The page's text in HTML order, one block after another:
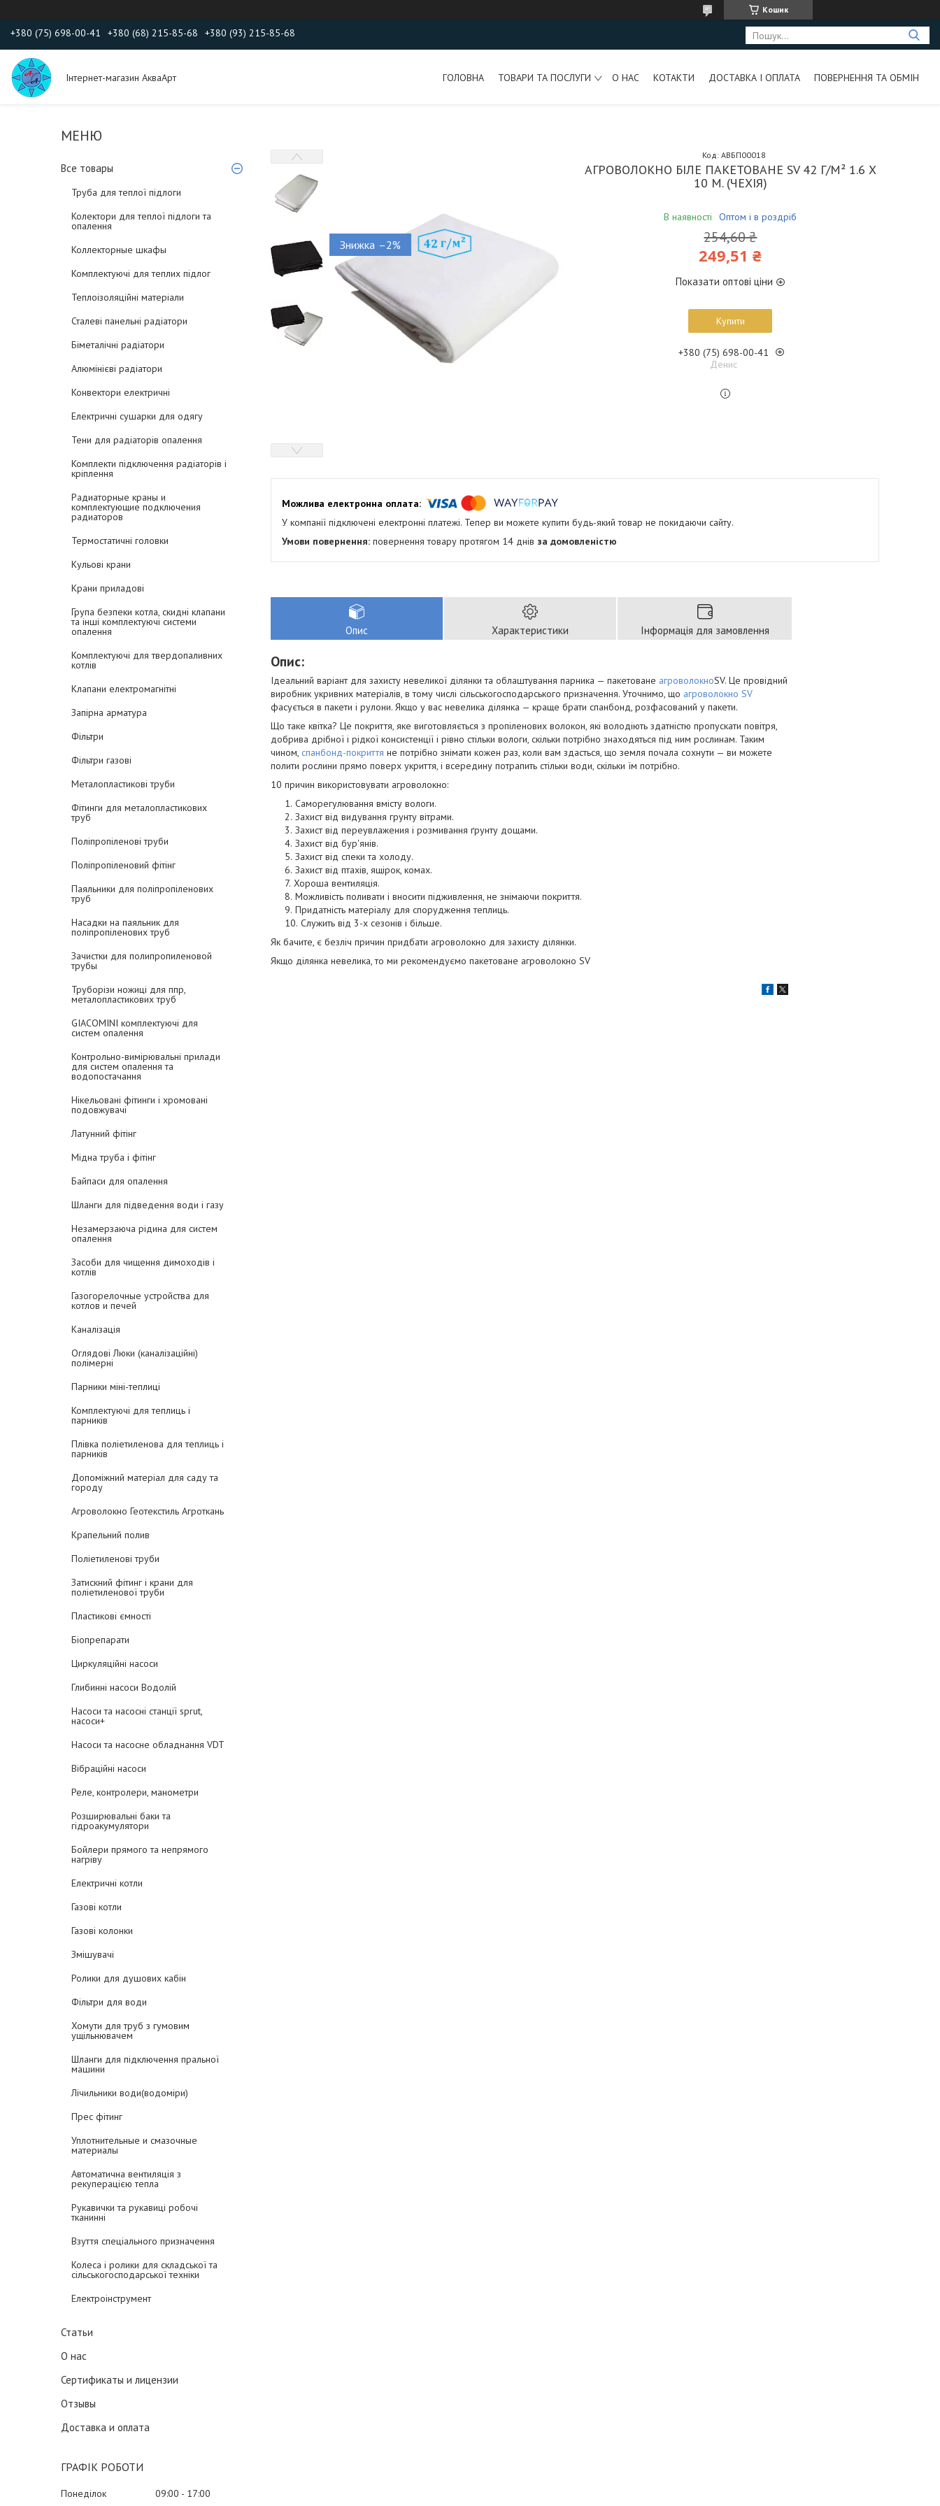
Кошик
+380 (75) 698-00-41 +380 (68) 215-85-68 +380 (93) 215-85-68
Інтернет-магазин АкваАрт ГОЛОВНА ТОВАРИ ТА ПОСЛУГИ О НАС КОТАКТИ ДОСТАВКА І ОПЛАТА ПОВЕРНЕННЯ ТА ОБМІН
Все товары
Труба для теплої підлоги
Колектори для теплої підлоги та
опалення
Коллекторные шкафы
Комплектуючі для теплих підлог
Теплоізоляційні матеріали
Сталеві панельні радіатори
Біметалічні радіатори
Алюмінієві радіатори
Конвектори електричні
Електричні сушарки для одягу
Тени для радіаторів опалення
Комплекти підключення радіаторів і
кріплення
Радиаторные краны и
комплектующие подключения
радиаторов
Термостатичні головки
Кульові крани
Крани приладові
Група безпеки котла, скидні клапани
та інші комплектуючі системи
опалення
Комплектуючі для твердопаливних
котлів
Клапани електромагнітні
Запірна арматура
Фільтри
Фільтри газові
Металопластикові труби
Фітинги для металопластикових
труб
Поліпропіленові труби
Поліпропіленовий фітінг
Паяльники для поліпропіленових
труб
Насадки на паяльник для
поліпропіленових труб
Зачистки для полипропиленовой
трубы
Труборізи ножиці для ппр,
металопластикових труб
GIACOMINI комплектуючі для
систем опалення
Контрольно-вимірювальні прилади
для систем опалення та
водопостачання
Нікельовані фітинги і хромовані
подовжувачі
Латунний фітінг
Мідна труба і фітінг
Байпаси для опалення
Шланги для підведення води і газу
Незамерзаюча рідина для систем
опалення
Засоби для чищення димоходів і
котлів
Газогорелочные устройства для
котлов и печей
Каналізація
Оглядові Люки (каналізаційні)
полімерні
Парники міні-теплиці
Комплектуючі для теплиць і
парників
Плівка поліетиленова для теплиць і
парників
Допоміжний матеріал для саду та
городу
Агроволокно Геотекстиль Агроткань
Крапельний полив
Поліетиленові труби
Затискний фітинг і крани для
поліетиленової труби
Пластикові ємності
Біопрепарати
Циркуляційні насоси
Глибинні насоси Водолій
Насоси та насосні станції sprut,
насоси+
Насоси та насосне обладнання VDT
Вібраційні насоси
Реле, контролери, манометри
Розширювальні баки та
гідроакумулятори
Бойлери прямого та непрямого
нагріву
Електричні котли
Газові котли
Газові колонки
Змішувачі
Ролики для душових кабін
Фільтри для води
Хомути для труб з гумовим
ущільнювачем
Шланги для підключення пральної
машини
Лічильники води(водоміри)
Прес фітинг
Уплотнительные и смазочные
материалы
Автоматична вентиляція з
рекуперацією тепла
Рукавички та рукавиці робочі
тканинні
Взуття спеціального призначення
Колеса і ролики для складської та
сільськогосподарської техніки
Електроінструмент
Статьи
О нас
Сертификаты и лицензии
Отзывы
Доставка и оплата
ГРАФІК РОБОТИ
Понеділок 09:00
17:00
–2%
АГРОВОЛОКНО БІЛЕ ПАКЕТОВАНЕ SV 42 Г/М² 1.6 Х
10 М. (ЧЕХІЯ)
В наявності Оптом і в роздріб
Код: АВБП00018
254,60 ₴
249,51 ₴
Показати оптові ціни
Купити
+380 (75) 698-00-41
Денис
У компанії підключені електронні платежі. Тепер ви можете купити будь-який товар не покидаючи сайту.
повернення товару протягом 14 днів за домовленістю
Опис Характеристики Інформація для замовлення
Опис:
Ідеальний варіант для захисту невеликої ділянки та облаштування парника — пакетоване агроволокноSV. Це провідний
виробник укривних матеріалів, в тому числі сільськогосподарського призначення. Уточнимо, що агроволокно SV
фасується в пакети і рулони. Якщо у вас невелика ділянка — краще брати спанбонд, розфасований у пакети.
Що таке квітка? Це покриття, яке виготовляється з пропіленових волокон, які володіють здатністю пропускати повітря,
добрива дрібної і рідкої консистенції і рівно стільки вологи, скільки потрібно знаходяться під ним рослинам. Таким
чином, спанбонд-покриття не потрібно знімати кожен раз, коли вам здасться, що земля почала сохнути — ви можете
полити рослини прямо поверх укриття, і всередину потрапить стільки води, скільки їм потрібно.
10 причин використовувати агроволокно:
Саморегулювання вмісту вологи.
Захист від видування грунту вітрами.
Захист від переувлажения і розмивання ґрунту дощами.
Захист від бур'янів.
Захист від спеки та холоду.
Захист від птахів, ящірок, комах.
Хороша вентиляція.
Можливість поливати і вносити підживлення, не знімаючи покриття.
Придатність матеріалу для спорудження теплиць.
Служить від 3-х сезонів і більше.
Як бачите, є безліч причин придбати агроволокно для захисту ділянки.
Якщо ділянка невелика, то ми рекомендуємо пакетоване агроволокно SV